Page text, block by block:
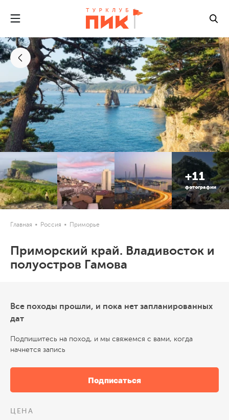
+11
фотографии
Главная Россия Приморье
Приморский край. Владивосток и
полуостров Гамова
Все походы прошли, и пока нет запланированных
дат
Подпишитесь на поход, и мы свяжемся с вами, когда
начнется запись
Подписаться
ЦЕНА